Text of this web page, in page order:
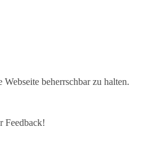
beherrschbar zu halten.
Feedback!